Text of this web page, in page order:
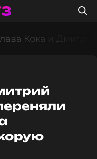
Кока и